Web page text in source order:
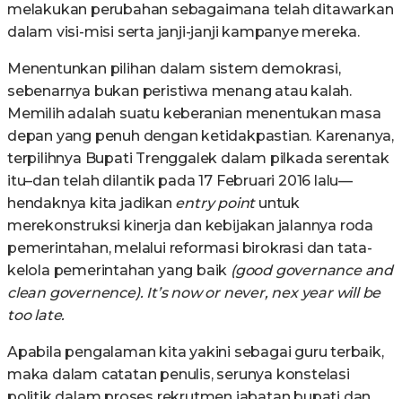
melakukan perubahan sebagaimana telah ditawarkan
dalam visi-misi serta janji-janji kampanye mereka.
Menentunkan pilihan dalam sistem demokrasi,
sebenarnya bukan peristiwa menang atau kalah.
Memilih adalah suatu keberanian menentukan masa
depan yang penuh dengan ketidakpastian. Karenanya,
terpilihnya Bupati Trenggalek dalam pilkada serentak
itu–dan telah dilantik pada 17 Februari 2016 lalu—
hendaknya kita jadikan entry pointuntuk
merekonstruksi kinerja dan kebijakan jalannya roda
pemerintahan, melalui reformasi birokrasi dan tata-
kelola pemerintahan yang baik (good governance and
clean governence). It’s now or never, nex year will be
too late.
Apabila pengalaman kita yakini sebagai guru terbaik,
maka dalam catatan penulis, serunya konstelasi